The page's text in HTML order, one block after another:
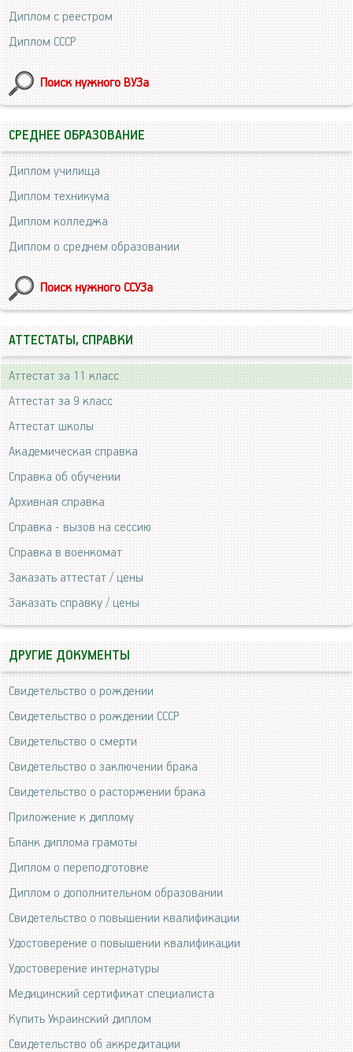
Диплом с реестром
Диплом СССР
Поиск нужного ВУЗа
СРЕДНЕЕ ОБРАЗОВАНИЕ
Диплом училища
Диплом техникума
Диплом колледжа
Диплом о среднем образовании
Поиск нужного ССУЗа
АТТЕСТАТЫ, СПРАВКИ
Аттестат за 11 класс
Аттестат за 9 класс
Аттестат школы
Академическая справка
Справка об обучении
Архивная справка
Справка - вызов на сессию
Справка в военкомат
Заказать аттестат / цены
Заказать справку / цены
ДРУГИЕ ДОКУМЕНТЫ
Свидетельство о рождении
Свидетельство о рождении СССР
Свидетельство о смерти
Свидетельство о заключении брака
Свидетельство о расторжении брака
Приложение к диплому
Бланк диплома грамоты
Диплом о переподготовке
Диплом о дополнительном образовании
Свидетельство о повышении квалификации
Удостоверение о повышении квалификации
Удостоверение интернатуры
Медицинский сертификат специалиста
Купить Украинский диплом
Свидетельство об аккредитации